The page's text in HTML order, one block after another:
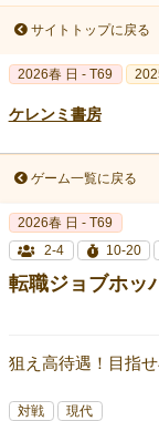
サイトトップに戻る
2026春 日 - T69
ケレンミ書房
ゲーム一覧に戻る
2026春 日 - T69
2-4
10-20
転職ジョブホッ
狙え高待遇！目指せ
対戦 現代